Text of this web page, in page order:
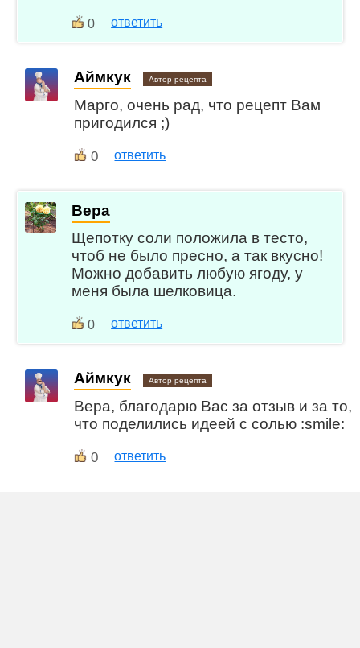
0 ответить
Аймкук Автор рецепта
Марго, очень рад, что рецепт Вам
пригодился ;)
0 ответить
Вера
Щепотку соли положила в тесто,
чтоб не было пресно, а так вкусно!
Можно добавить любую ягоду, у
меня была шелковица.
0 ответить
Аймкук Автор рецепта
Вера, благодарю Вас за отзыв и за то,
что поделились идеей с солью :smile:
0 ответить